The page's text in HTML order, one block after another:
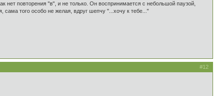
повторения "в", и не только. Он воспринимается с небольшой паузой,
того особо не желая, вдруг шепчу "...хочу к тебе..."
#12